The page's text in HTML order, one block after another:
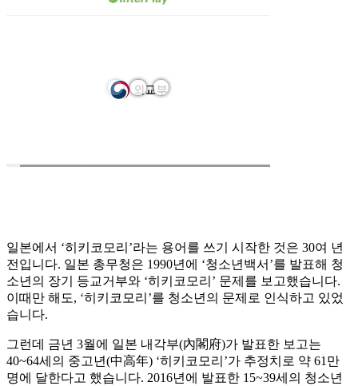
일본에서 ‘히키코모리’라는 용어를 쓰기 시작한 것은 30여 년
전입니다. 일본 총무청은 1990년에 ‘청소년백서’를 발표해 청
소년의 장기 등교거부와 ‘히키코모리’ 문제를 보고했습니다.
이때만 해도, ‘히키코모리’를 청소년의 문제로 인식하고 있었
습니다.
그런데 금년 3월에 일본 내각부(內閣府)가 발표한 보고는
40~64세의 중고년(中高年) ‘히키코모리’가 추정치로 약 61만
명에 달한다고 했습니다. 2016년에 발표한 15~39세의 청소년